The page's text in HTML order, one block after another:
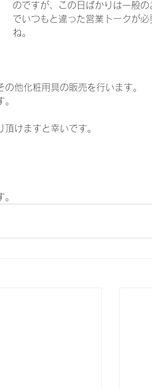
のですが、この日ばかりは一般
でいつもと違った営業トークが必
ね。
他化粧用具の販売を行います。
けますと幸いです。